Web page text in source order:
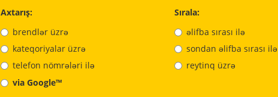
Axtarış:
brendlər üzrə
kateqoriyalar üzrə
telefon nömrələri ilə
via Google™
Sırala:
əlifba sırası ilə
sondan əlifba sırası ilə
reytinq üzrə